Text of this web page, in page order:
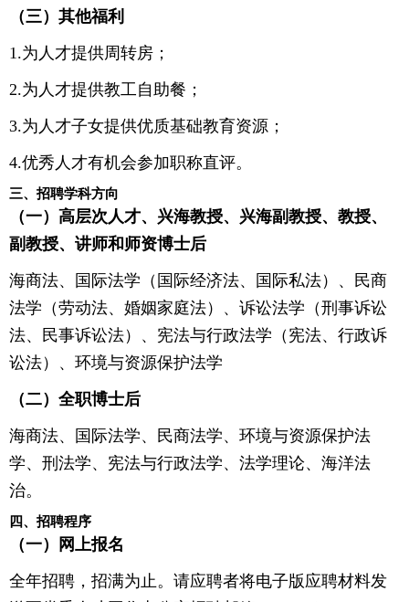
（三）其他福利
1.为人才提供周转房；
2.为人才提供教工自助餐；
3.为人才子女提供优质基础教育资源；
4.优秀人才有机会参加职称直评。
三、招聘学科方向
（一）高层次人才、兴海教授、兴海副教授、教授、
副教授、讲师和师资博士后
海商法、国际法学（国际经济法、国际私法）、民商
法学（劳动法、婚姻家庭法）、诉讼法学（刑事诉讼
法、民事诉讼法）、宪法与行政法学（宪法、行政诉
讼法）、环境与资源保护法学
（二）全职博士后
海商法、国际法学、民商法学、环境与资源保护法
学、刑法学、宪法与行政法学、法学理论、海洋法
治。
四、招聘程序
（一）网上报名
全年招聘，招满为止。请应聘者将电子版应聘材料发